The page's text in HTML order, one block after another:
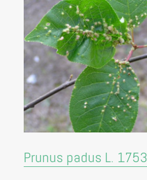
Prunus padus L. 1753